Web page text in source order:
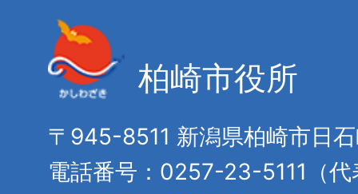
柏崎市役所
〒945-8511 新潟県柏崎市日
電話番号：0257-23-5111（代